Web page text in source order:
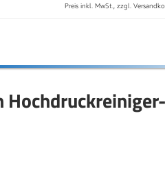
Preis inkl. MwSt., zzgl.